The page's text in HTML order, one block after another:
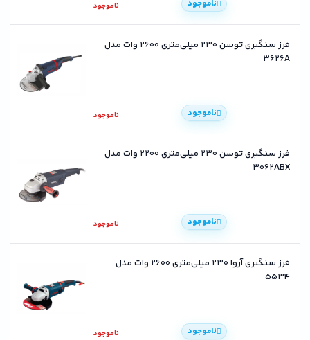
ناموجود ناموجود
فرز سنگبری توسن 230 میلی‌متری 2600 وات مدل
3626A
ناموجود ناموجود
فرز سنگبری توسن 230 میلی‌متری 2200 وات مدل
3062ABX
ناموجود ناموجود
فرز سنگبری آروا 230 میلی‌متری 2600 وات مدل
5534
ناموجود ناموجود